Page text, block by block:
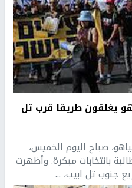
يغلقون طريقا قرب تل
صباح اليوم الخميس،
بانتخابات مبكرة. وأظهرت
جنوب تل ابيب، ...